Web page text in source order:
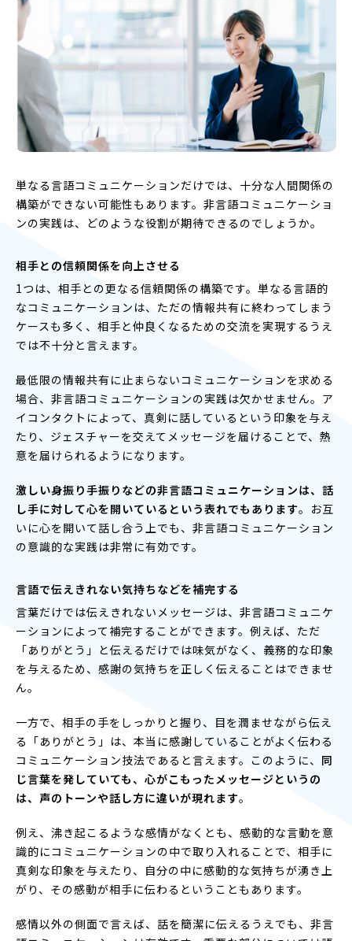
単なる言語コミュニケーションだけでは、十分な人間関係の
構築ができない可能性もあります。非言語コミュニケーショ
ンの実践は、どのような役割が期待できるのでしょうか。
相手との信頼関係を向上させる
1つは、相手との更なる信頼関係の構築です。単なる言語的
なコミュニケーションは、ただの情報共有に終わってしまう
ケースも多く、相手と仲良くなるための交流を実現するうえ
では不十分と言えます。
最低限の情報共有に止まらないコミュニケーションを求める
場合、非言語コミュニケーションの実践は欠かせません。ア
イコンタクトによって、真剣に話しているという印象を与え
たり、ジェスチャーを交えてメッセージを届けることで、熱
意を届けられるようになります。
激しい身振り手振りなどの非言語コミュニケーションは、話
し手に対して心を開いているという表れでもあります。お互
いに心を開いて話し合う上でも、非言語コミュニケーション
の意識的な実践は非常に有効です。
言語で伝えきれない気持ちなどを補完する
言葉だけでは伝えきれないメッセージは、非言語コミュニケ
ーションによって補完することができます。例えば、ただ
「ありがとう」と伝えるだけでは味気がなく、義務的な印象
を与えるため、感謝の気持ちを正しく伝えることはできませ
ん。
一方で、相手の手をしっかりと握り、目を潤ませながら伝え
る「ありがとう」は、本当に感謝していることがよく伝わる
コミュニケーション技法であると言えます。このように、 同
じ言葉を発していても、心がこもったメッセージというの
は、声のトーンや話し方に違いが現れます。
例え、沸き起こるような感情がなくとも、感動的な言動を意
識的にコミュニケーションの中で取り入れることで、相手に
真剣な印象を与えたり、自分の中に感動的な気持ちが湧き上
がり、その感動が相手に伝わるということもあります。
感情以外の側面で言えば、話を簡潔に伝えるうえでも、非言